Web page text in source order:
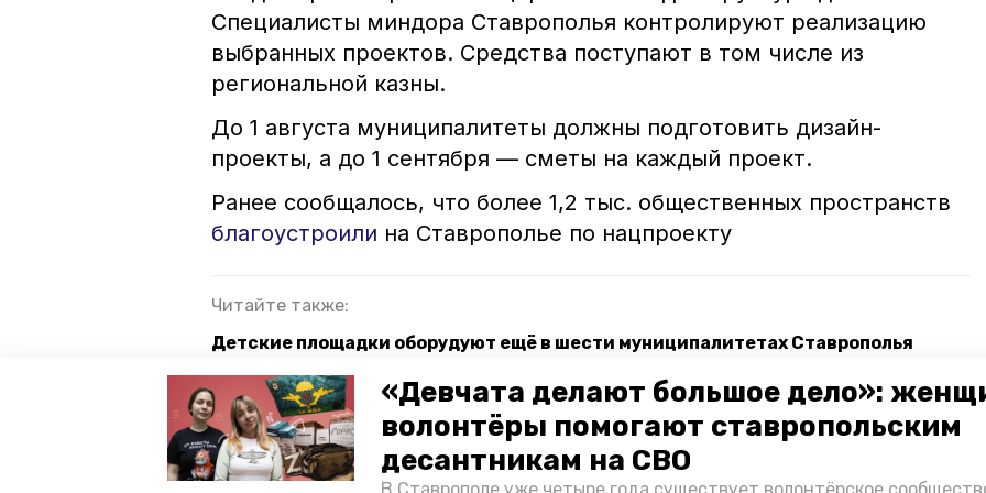
«Девчата делают большое дело»:
волонтёры помогают ставропольским
десантникам на СВО
Специалисты миндора Ставрополья контролируют реализацию
выбранных проектов. Средства поступают в том числе из
региональной казны.
До 1 августа муниципалитеты должны подготовить дизайн-
проекты, а до 1 сентября — сметы на каждый проект.
Ранее сообщалось, что более 1,2 тыс. общественных пространств
благоустроили на Ставрополье по нацпроекту
Читайте также:
Детские площадки оборудуют ещё в шести муниципалитетах Ставрополья
В Ставрополе построят детский сад на 300 мест на улице Южный обход
Ставрополье готовится к федеральному этапу ярмарки трудоустройства